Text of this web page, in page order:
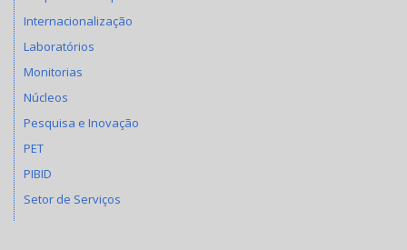
Internacionalização
Laboratórios
Monitorias
Núcleos
Pesquisa e Inovação
PET
PIBID
Setor de Serviços